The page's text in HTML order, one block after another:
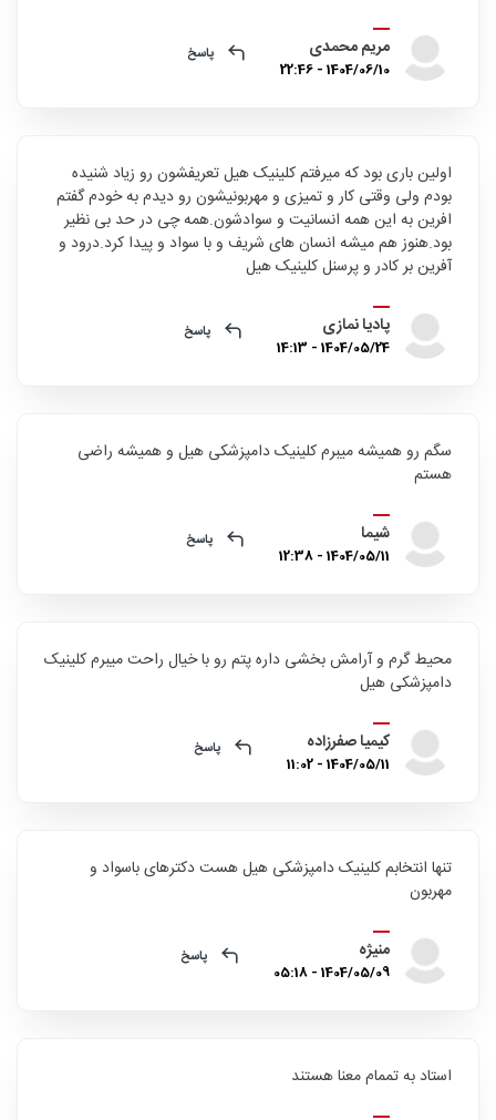
مریم محمدی
1404/06/10 - 22:46
پاسخ
اولین باری بود که میرفتم کلینیک هیل تعریفشون رو زیاد شنیده
بودم ولی وقتی کار و تمیزی و مهربونیشون رو دیدم به خودم گفتم
افرین به این همه انسانیت و سوادشون.همه چی در حد بی نظیر
بود.هنوز هم میشه انسان های شریف و با سواد و پیدا کرد.درود و
آفرین بر کادر و پرسنل کلینیک هیل
پادیا نمازی
1404/05/24 - 14:13
پاسخ
سگم رو همیشه میبرم کلینیک دامپزشکی هیل و همیشه راضی
هستم
شیما
1404/05/11 - 12:38
پاسخ
محیط گرم و آرامش بخشی داره پتم رو با خیال راحت میبرم کلینیک
دامپزشکی هیل
کیمیا صفرزاده
1404/05/11 - 11:02
پاسخ
تنها انتخابم کلینیک دامپزشکی هیل هست دکترهای باسواد و
مهربون
منیژه
1404/05/09 - 05:18
پاسخ
استاد به تممام معنا هستند